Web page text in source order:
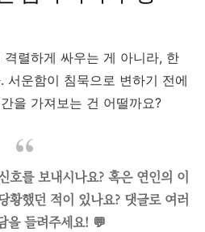
렬하게 싸우는 게 아니라, 한
서운함이 침묵으로 변하기 전에
을 가져보는 건 어떨까요?
호를 보내시나요? 혹은 연인의 이
황했던 적이 있나요? 댓글로 여러
을 들려주세요! 💬